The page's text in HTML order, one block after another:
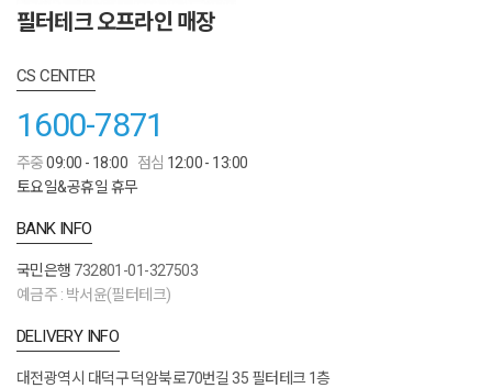
필터테크 오프라인 매장
CS CENTER
1600-7871
주중09:00 - 18:00 점심 12:00 - 13:00
토요일&공휴일 휴무
BANK INFO
국민은행 732801-01-327503
예금주 : 박서윤(필터테크)
DELIVERY INFO
대전광역시 대덕구 덕암북로70번길 35 필터테크 1층